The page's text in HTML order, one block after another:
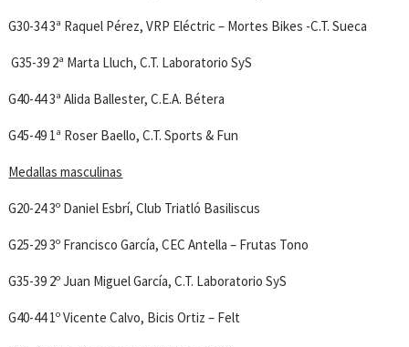
G30-34 3ª Raquel Pérez, VRP Eléctric – Mortes Bikes -C.T. Sueca
G35-39 2ª Marta Lluch, C.T. Laboratorio SyS
G40-44 3ª Alida Ballester, C.E.A. Bétera
G45-49 1ª Roser Baello, C.T. Sports & Fun
Medallas masculinas
G20-24 3º Daniel Esbrí, Club Triatló Basiliscus
G25-29 3º Francisco García, CEC Antella – Frutas Tono
G35-39 2º Juan Miguel García, C.T. Laboratorio SyS
G40-44 1º Vicente Calvo, Bicis Ortiz – Felt